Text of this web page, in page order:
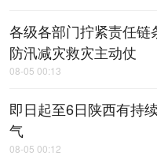
各级各部门拧紧责任
防汛减灾救灾主动仗
08-05 00:13
即日起至6日陕西有持
气
08-05 00:12